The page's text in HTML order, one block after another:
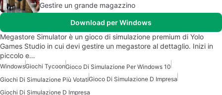
Gestire un grande magazzino
Download per Windows
Megastore Simulator è un gioco di simulazione premium di Yolo
Games Studio in cui devi gestire un megastore al dettaglio. Inizi in
piccolo e…
WindowsGiochi TycoonGioco Di Simulazione Per Windows 10
Giochi Di Simulazione Più VotatiGioco Di Simulazione D Impresa
Giochi Di Simulazione D Impresa